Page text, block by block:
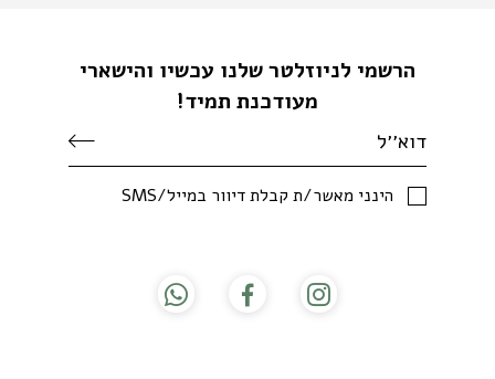
הרשמי לניוזלטר שלנו עכשיו והישארי
מעודכנת תמיד!
SMS/הינני מאשר/ת קבלת דיוור במייל